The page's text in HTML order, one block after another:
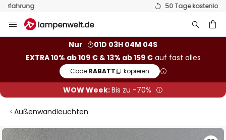
50 Tage kostenlose Retoure
Inhalt
Nur
01D 03H 04M 04S
EXTRA 10% ab 109 € & 13% ab 159 €auf fast alles
Code:RABATT kopieren
WOW Week:Bis zu -70%
Außenwandleuchten
Zum